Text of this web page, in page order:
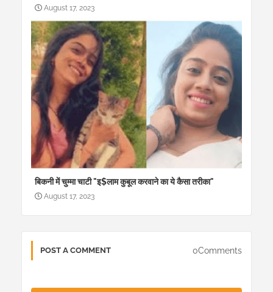
August 17, 2023
बिकनी में चुम्मा चाटी "इ$लाम कुबूल करवाने का ये कैसा तरीका"
August 17, 2023
POST A COMMENT 0Comments